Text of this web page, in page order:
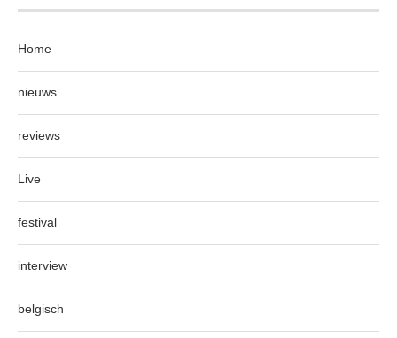
Home
nieuws
reviews
Live
festival
interview
belgisch